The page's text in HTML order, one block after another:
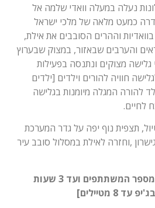
נעלה במעלה וואדי שלמה אל
כמעט מלאה של מלכי ישראל
וההרים הסובבים את אילת,
והערבים שבאזור, במצוק שבערוץ
גלישה מצוקים ונתנסה בפעילות
חוויה להורים וילדים [ילדים
ילד להורה המגלה מיומנות בגלישה
לחיים.
תצפית נוף יפה על גדר המערכת
,וחזרה לאילת במסלול סובב עיר
עלות הטיול ללא קשר למספר המשתתפים ועד 3 שעות